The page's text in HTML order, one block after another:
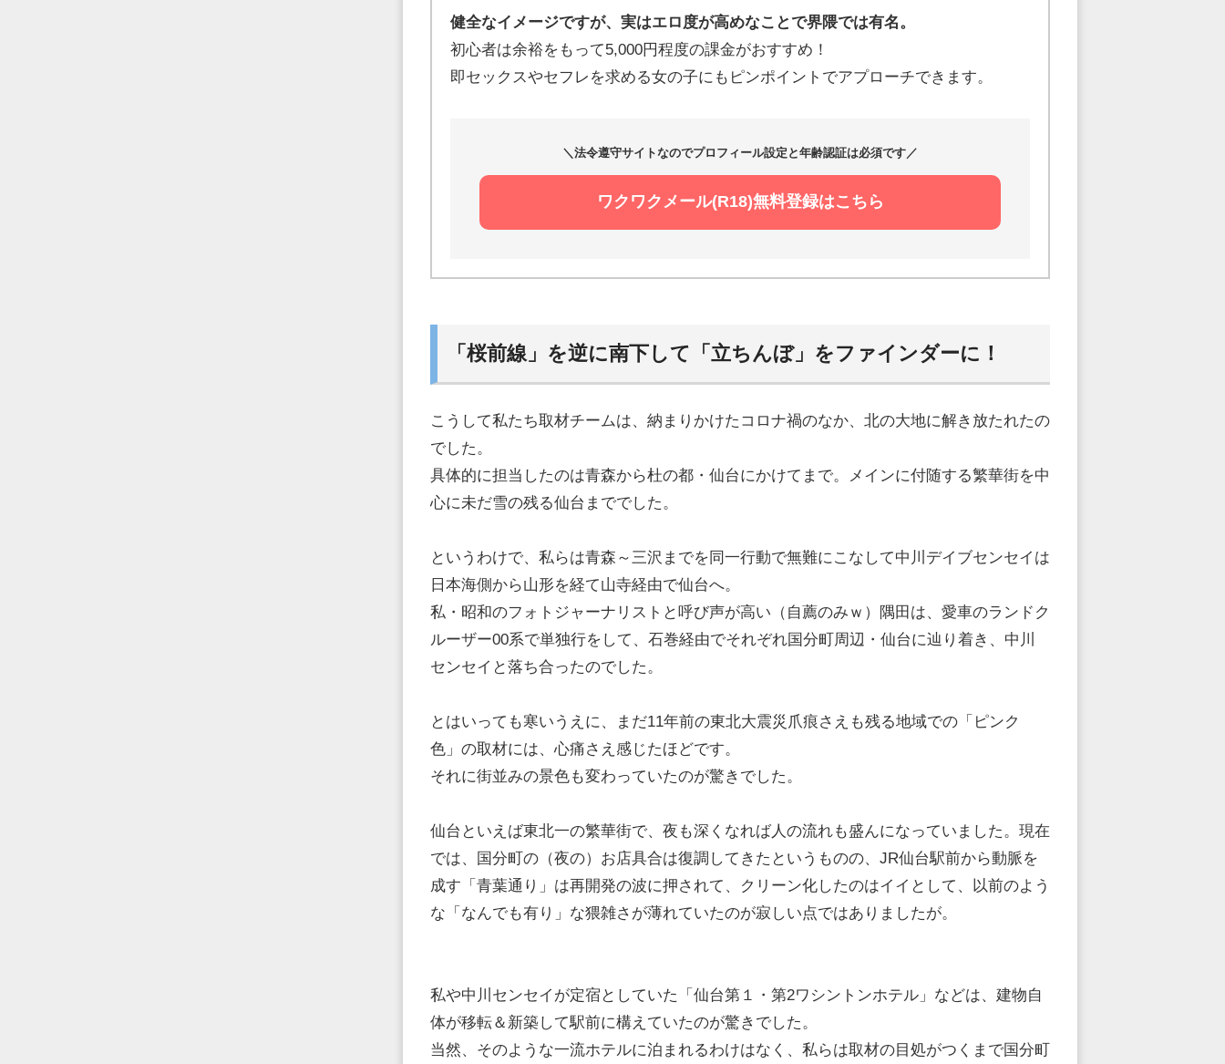
健全なイメージですが、実はエロ度が高めなことで界隈では有名。
初心者は余裕をもって5,000円程度の課金がおすすめ！
即セックスやセフレを求める女の子にもピンポイントでアプローチできます。
＼法令遵守サイトなのでプロフィール設定と年齢認証は必須です／
ワクワクメール(R18)無料登録はこちら
「桜前線」を逆に南下して「立ちんぼ」をファインダーに！
こうして私たち取材チームは、納まりかけたコロナ禍のなか、北の大地に解き放たれたの
でした。
具体的に担当したのは青森から杜の都・仙台にかけてまで。メインに付随する繁華街を中
心に未だ雪の残る仙台まででした。
というわけで、私らは青森～三沢までを同一行動で無難にこなして中川デイブセンセイは
日本海側から山形を経て山寺経由で仙台へ。
私・昭和のフォトジャーナリストと呼び声が高い（自薦のみｗ）隅田は、愛車のランドク
ルーザー00系で単独行をして、石巻経由でそれぞれ国分町周辺・仙台に辿り着き、中川
センセイと落ち合ったのでした。
とはいっても寒いうえに、まだ11年前の東北大震災爪痕さえも残る地域での「ピンク
色」の取材には、心痛さえ感じたほどです。
それに街並みの景色も変わっていたのが驚きでした。
仙台といえば東北一の繁華街で、夜も深くなれば人の流れも盛んになっていました。現在
では、国分町の（夜の）お店具合は復調してきたというものの、JR仙台駅前から動脈を
成す「青葉通り」は再開発の波に押されて、クリーン化したのはイイとして、以前のよう
な「なんでも有り」な猥雑さが薄れていたのが寂しい点ではありましたが。
私や中川センセイが定宿としていた「仙台第１・第2ワシントンホテル」などは、建物自
体が移転＆新築して駅前に構えていたのが驚きでした。
当然、そのような一流ホテルに泊まれるわけはなく、私らは取材の目処がつくまで国分町